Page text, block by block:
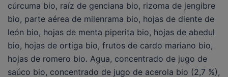
cúrcuma bio, raíz de genciana bio, rizoma de jengibre
bio, parte aérea de milenrama bio, hojas de diente de
león bio, hojas de menta piperita bio, hojas de abedul
bio, hojas de ortiga bio, frutos de cardo mariano bio,
hojas de romero bio. Agua, concentrado de jugo de
saúco bio, concentrado de jugo de acerola bio (2,7 %),